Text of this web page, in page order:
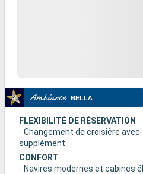
FLEXIBILITÉ DE RÉSERVATION
- Changement de croisière avec
supplément
CONFORT
- Navires modernes et cabines